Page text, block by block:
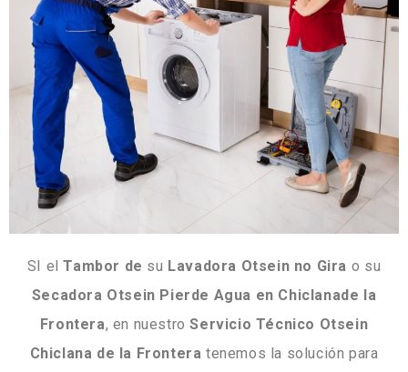
SI elTambor de su Lavadora Otsein no Gira o su
Secadora Otsein Pierde Agua en Chiclanade la
Frontera, en nuestroServicio Técnico Otsein
Chiclana de la Frontera tenemos la solución para